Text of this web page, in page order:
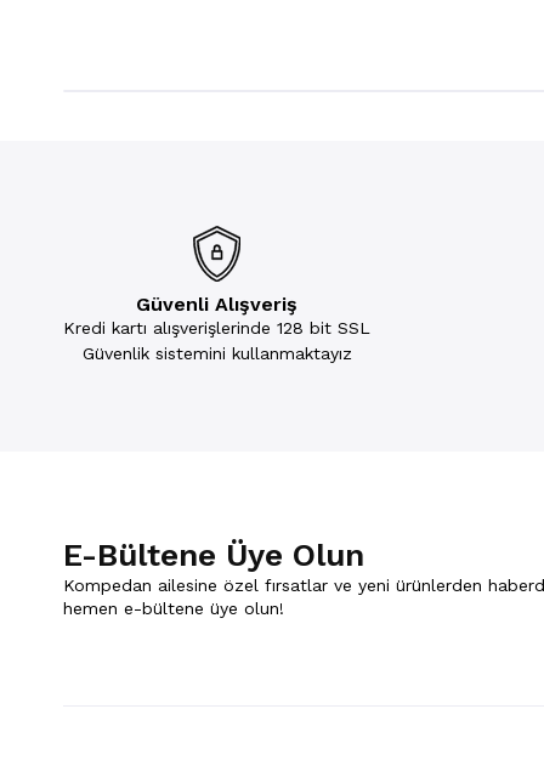
Güvenli Alışveriş
Kredi kartı alışverişlerinde 128 bit SSL
Güvenlik sistemini kullanmaktayız
E-Bültene Üye Olun
Kompedan ailesine özel fırsatlar ve yeni ürünlerden
hemen e-bültene üye olun!